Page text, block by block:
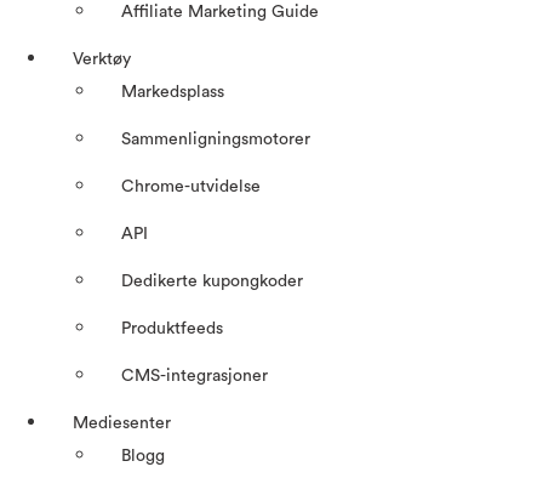
Affiliate Marketing Guide
Verktøy
Markedsplass
Sammenligningsmotorer
Chrome-utvidelse
API
Dedikerte kupongkoder
Produktfeeds
CMS-integrasjoner
Mediesenter
Blogg